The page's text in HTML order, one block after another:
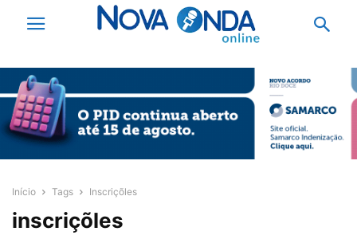
Início Tags Inscriçõles
inscriçõles